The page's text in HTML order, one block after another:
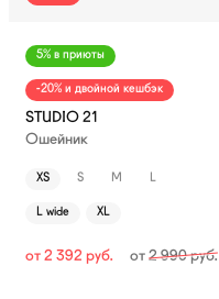
5% в приюты
-20% и двойной кешбэк
STUDIO 21
Ошейник
XS S M L
L wide XL
от 2 392 руб. от2 990руб.